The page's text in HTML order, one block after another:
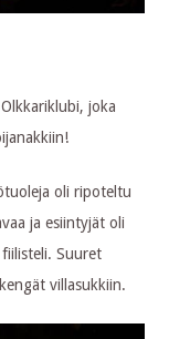
joka
oli ripoteltu
ja esiintyjät oli
Suuret
villasukkiin.